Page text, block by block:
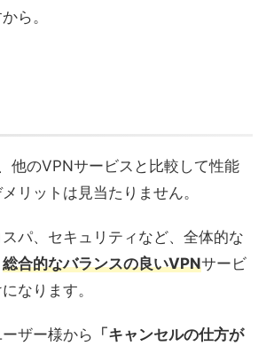
ら。
他のVPNサービスと比較して性能
リットは見当たりません。
パ、セキュリティなど、全体的な
総合的なバランスの良いVPNサービ
なります。
ザー様から 「キャンセルの仕方が